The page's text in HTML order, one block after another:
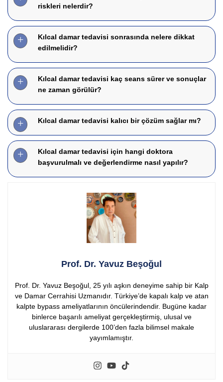
riskleri nelerdir?
Kılcal damar tedavisi sonrasında nelere dikkat
edilmelidir?
Kılcal damar tedavisi kaç seans sürer ve sonuçlar
ne zaman görülür?
Kılcal damar tedavisi kalıcı bir çözüm sağlar mı?
Kılcal damar tedavisi için hangi doktora
başvurulmalı ve değerlendirme nasıl yapılır?
Prof. Dr. Yavuz Beşoğul
Prof. Dr. Yavuz Beşoğul, 25 yılı aşkın deneyime sahip bir Kalp
ve Damar Cerrahisi Uzmanıdır. Türkiye’de kapalı kalp ve atan
kalpte bypass ameliyatlarının öncülerindendir. Bugüne kadar
binlerce başarılı ameliyat gerçekleştirmiş, ulusal ve
uluslararası dergilerde 100’den fazla bilimsel makale
yayımlamıştır.